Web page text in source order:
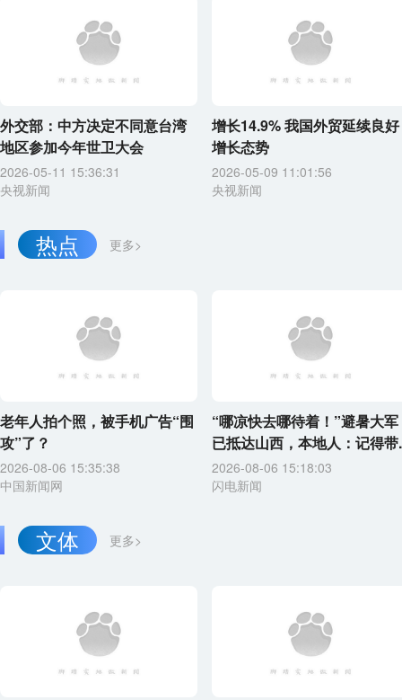
外交部：中方决定不同意台湾
地区参加今年世卫大会
2026-05-11 15:36:31
央视新闻
增长14.9% 我国外贸延续良好
增长态势
2026-05-09 11:01:56
央视新闻
更多>
热点
老年人拍个照，被手机广告“围
攻”了？
2026-08-06 15:35:38
中国新闻网
“哪凉快去哪待着！”避暑大军
已抵达山西，本地人：记得带
2026-08-06 15:18:03
闪电新闻
更多>
文体